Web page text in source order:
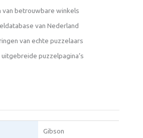
van betrouwbare winkels
van Nederland
van echte puzzelaars
puzzelpagina’s
Gibson